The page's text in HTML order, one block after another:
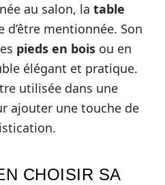
au salon, la table
d’être mentionnée. Son
pieds en bois ou en
élégant et pratique.
utilisée dans une
ajouter une touche de
CHOISIR SA